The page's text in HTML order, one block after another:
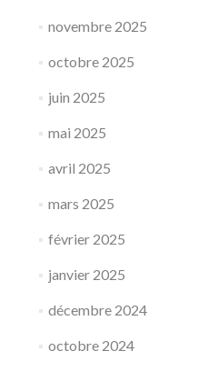
novembre 2025
octobre 2025
juin 2025
mai 2025
avril 2025
mars 2025
février 2025
janvier 2025
décembre 2024
octobre 2024